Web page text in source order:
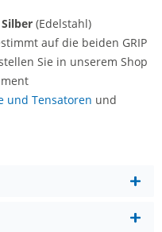
Silber (Edelstahl)
auf die beiden GRIP
Sie in unserem Shop
und Tensatoren und